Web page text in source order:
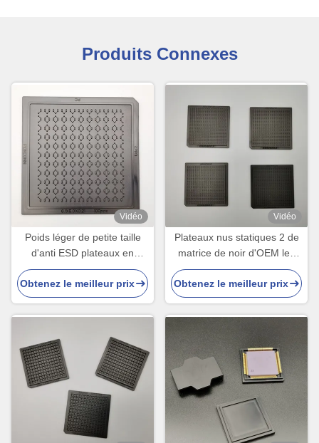
Produits Connexes
Vidéo
Poids léger de petite taille
d'anti ESD plateaux en
plastique acides réutilisables
d'OEM
Obtenez le meilleur prix
Vidéo
Plateaux nus statiques 2 de
matrice de noir d'OEM les
anti avancent la norme petit
à petit non toxique de RoHS
Obtenez le meilleur prix